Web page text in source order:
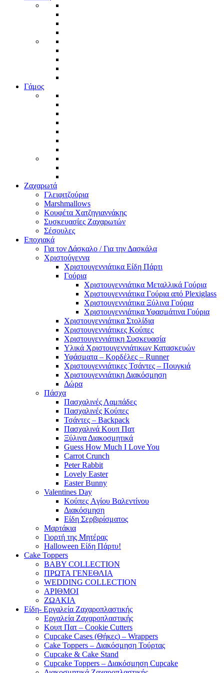
Γάμος
Ζαχαρωτά
Γλειφιτζούρια
Marshmallows
Κουφέτα Χατζηγιαννάκης
Συσκευασίες Ζαχαρωτών
Σέσουλες
Εποχιακά
Για τον Δάσκαλο / Για την Δασκάλα
Χριστούγεννα
Χριστουγεννιάτικα Είδη Πάρτι
Γούρια
Χριστουγεννιάτικα Μεταλλικά Γούρια
Χριστουγεννιάτικα Γούρια από Plexiglass
Χριστουγεννιάτικα Ξύλινα Γούρια
Χριστουγεννιάτικα Υφασμάτινα Γούρια
Χριστουγεννιάτικα Στολίδια
Χριστουγεννιάτικες Κούπες
Χριστουγεννιάτικη Συσκευασία
Υλικά Χριστουγεννιάτικων Κατασκευών
Υφάσματα – Κορδέλες – Runner
Χριστουγεννιάτικες Τσάντες – Πουγκιά
Χριστουγεννιάτικη Διακόσμηση
Δώρα
Πάσχα
Πασχαλινές Λαμπάδες
Πασχαλινές Κούπες
Τσάντες – Backpack
Πασχαλινά Κουπ Πατ
Ξύλινα Διακοσμητικά
Guess How Much I Love You
Carrot Crunch
Peter Rabbit
Lovely Easter
Easter Bunny
Valentines Day
Κούπες Aγίου Βαλεντίνου
Διακόσμηση
Είδη Σερβιρίσματος
Μαρτάκια
Γιορτή της Μητέρας
Halloween Είδη Πάρτυ!
Cake Toppers
BABY COLLECTION
ΠΡΩΤΑ ΓΕΝΕΘΛΙΑ
WEDDING COLLECTION
ΑΡΙΘΜΟΙ
ΖΩΑΚΙΑ
Είδη- Εργαλεία Ζαχαροπλαστικής
Εργαλεία Ζαχαροπλαστικής
Κουπ Πατ – Cookie Cutters
Cupcake Cases (Θήκες) – Wrappers
Cake Toppers – Διακόσμηση Τούρτας
Cupcake & Cake Stand
Cupcake Toppers – Διακόσμηση Cupcake